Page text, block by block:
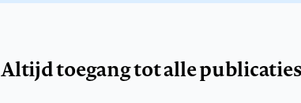
Altijd toegang tot alle